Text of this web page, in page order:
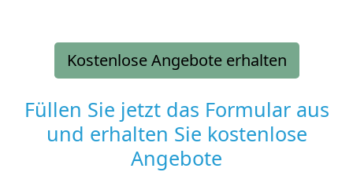
Kostenlose Angebote erhalten
Füllen Sie jetzt das Formular aus
und erhalten Sie kostenlose
Angebote